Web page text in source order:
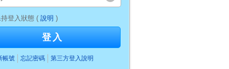
登入狀態 ( 說明 )
登入
帳號 忘記密碼 第三方登入說明